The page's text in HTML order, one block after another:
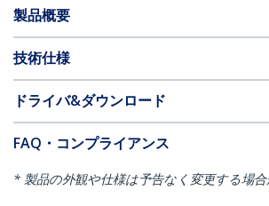
製品概要
技術仕様
ドライバ&ダウンロード
FAQ・コンプライアンス
* 製品の外観や仕様は予告なく変更する場合